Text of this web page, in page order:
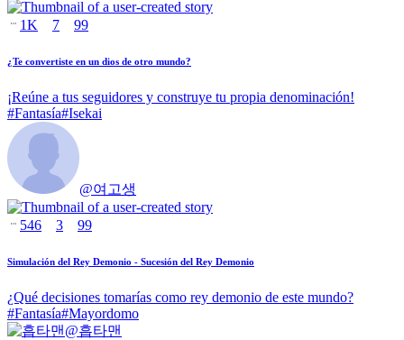
1K 7 99
¿Te convertiste en un dios de otro mundo?
¡Reúne a tus seguidores y construye tu propia denominación!
#Fantasía#Isekai
@여고생
546 3 99
Simulación del Rey Demonio - Sucesión del Rey Demonio
¿Qué decisiones tomarías como rey demonio de este mundo?
#Fantasía#Mayordomo
@흡타맨